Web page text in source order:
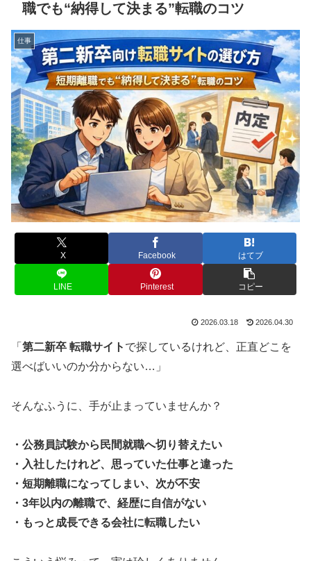
職でも“納得して決まる”転職のコツ
仕事
X Facebook はてブ
LINE Pinterest コピー
2026.03.18 2026.04.30
「 第二新卒 転職サイト で探しているけれど、正直どこを
選べばいいのか分からない…」
そんなふうに、手が止まっていませんか？
・公務員試験から民間就職へ切り替えたい
・入社したけれど、思っていた仕事と違った
・短期離職になってしまい、次が不安
・3年以内の離職で、経歴に自信がない
・もっと成長できる会社に転職したい